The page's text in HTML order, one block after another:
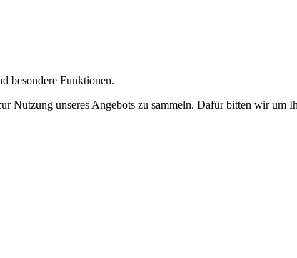
besondere Funktionen.
Nutzung unseres Angebots zu sammeln. Dafür bitten wir um